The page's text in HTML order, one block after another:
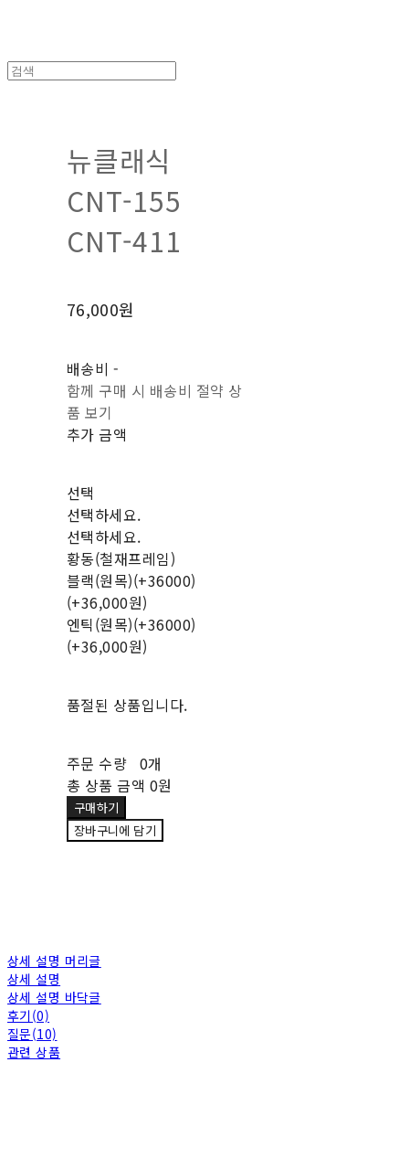
뉴클래식
CNT-155
CNT-411
76,000원
배송비 -
함께 구매 시 배송비 절약 상
품 보기
추가 금액
선택
선택하세요.
선택하세요.
황동(철재프레임)
블랙(원목)(+36000)
(+36,000원)
엔틱(원목)(+36000)
(+36,000원)
품절된 상품입니다.
주문 수량 0개
총 상품 금액 0원
구매하기
장바구니에 담기
상세 설명 머리글
상세 설명
상세 설명 바닥글
후기(0)
질문(10)
관련 상품